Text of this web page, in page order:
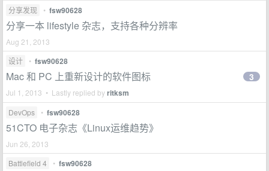
分享发现 • fsw90628
分享一本 lifestyle 杂志，支持各种分辨率
Aug 21, 2013
设计
• fsw90628
Mac 和 PC 上重新设计的软件图标
Jul 1, 2013 • Lastly replied byritksm
3
DevOps • fsw90628
51CTO 电子杂志《Linux运维趋势》
Jun 26, 2013
Battlefield 4
• fsw90628